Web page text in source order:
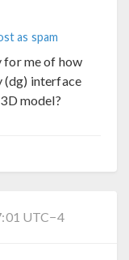
as spam
for me of how
(dg) interface
model?
UTC−4